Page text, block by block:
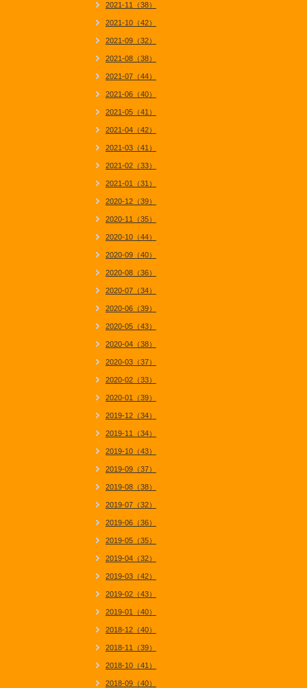
2021-11（38）
2021-10（42）
2021-09（32）
2021-08（38）
2021-07（44）
2021-06（40）
2021-05（41）
2021-04（42）
2021-03（41）
2021-02（33）
2021-01（31）
2020-12（39）
2020-11（35）
2020-10（44）
2020-09（40）
2020-08（36）
2020-07（34）
2020-06（39）
2020-05（43）
2020-04（38）
2020-03（37）
2020-02（33）
2020-01（39）
2019-12（34）
2019-11（34）
2019-10（43）
2019-09（37）
2019-08（38）
2019-07（32）
2019-06（36）
2019-05（35）
2019-04（32）
2019-03（42）
2019-02（43）
2019-01（40）
2018-12（40）
2018-11（39）
2018-10（41）
2018-09（40）